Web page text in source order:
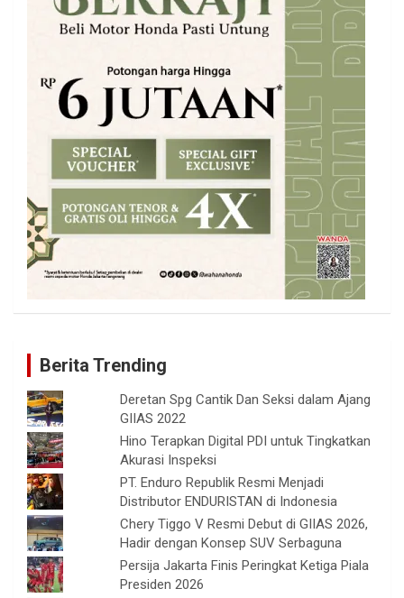
Berita Trending
Deretan Spg Cantik Dan Seksi dalam Ajang
GIIAS 2022
Hino Terapkan Digital PDI untuk Tingkatkan
Akurasi Inspeksi
PT. Enduro Republik Resmi Menjadi
Distributor ENDURISTAN di Indonesia
Chery Tiggo V Resmi Debut di GIIAS 2026,
Hadir dengan Konsep SUV Serbaguna
Persija Jakarta Finis Peringkat Ketiga Piala
Presiden 2026